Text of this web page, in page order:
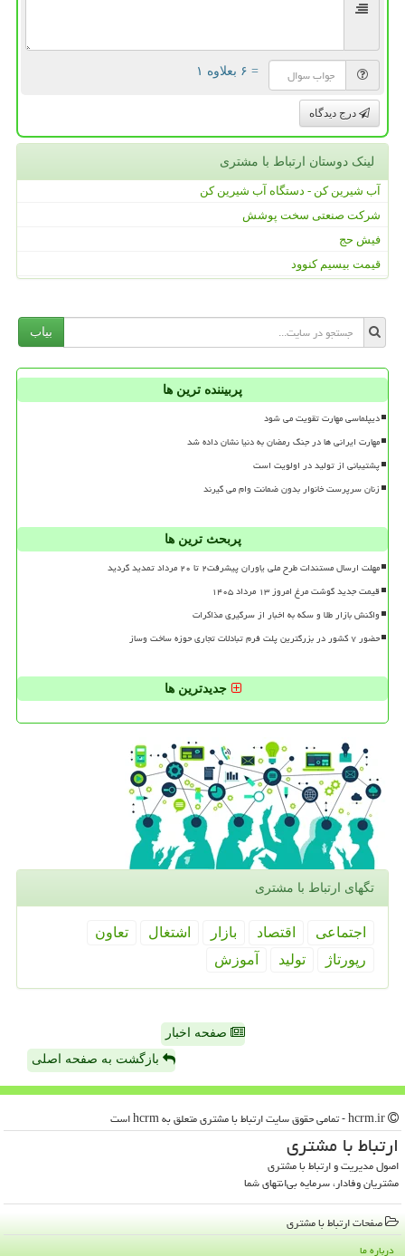
= ۶ بعلاوه ۱
درج دیدگاه
لینک دوستان ارتباط با مشتری
آب شیرین کن - دستگاه آب شیرین کن
شرکت صنعتی سخت پوشش
فیش حج
قیمت بیسیم کنوود
بیاب
پربیننده ترین ها
دیپلماسی مهارت تقویت می شود
مهارت ایرانی ها در جنگ رمضان به دنیا نشان داده شد
پشتیبانی از تولید در اولویت است
زنان سرپرست خانوار بدون ضمانت وام می گیرند
پربحث ترین ها
مهلت ارسال مستندات طرح ملی یاوران پیشرفت۲ تا ۲۰ مرداد تمدید گردید
قیمت جدید گوشت مرغ امروز ۱۳ مرداد ۱۴۰۵
واکنش بازار طلا و سکه به اخبار از سرگیری مذاکرات
حضور ۷ کشور در بزرگترین پلت فرم تبادلات تجاری حوزه ساخت وساز
جدیدترین ها
تگهای ارتباط با مشتری
اجتماعی اقتصاد بازار اشتغال
تعاون
رپورتاژ
تولید آموزش
صفحه اخبار
بازگشت به صفحه اصلی
ارتباط با مشتری
اصول مدیریت و ارتباط با مشتری
مشتریان وفادار، سرمایه بی‌انتهای شما
صفحات ارتباط با مشتری
درباره ما